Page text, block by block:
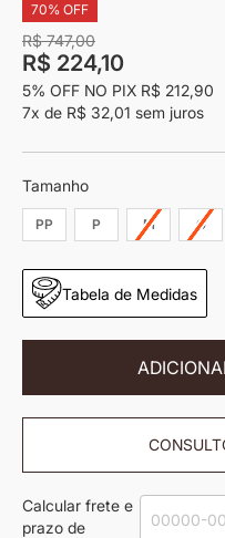
70% OFF
R$ 747,00
R$ 224,10
5% OFF NO PIX R$ 212,90
7x de R$ 32,01 sem juros
Tamanho
PP P M G
Tabela de Medidas
Calcular frete e
prazo de